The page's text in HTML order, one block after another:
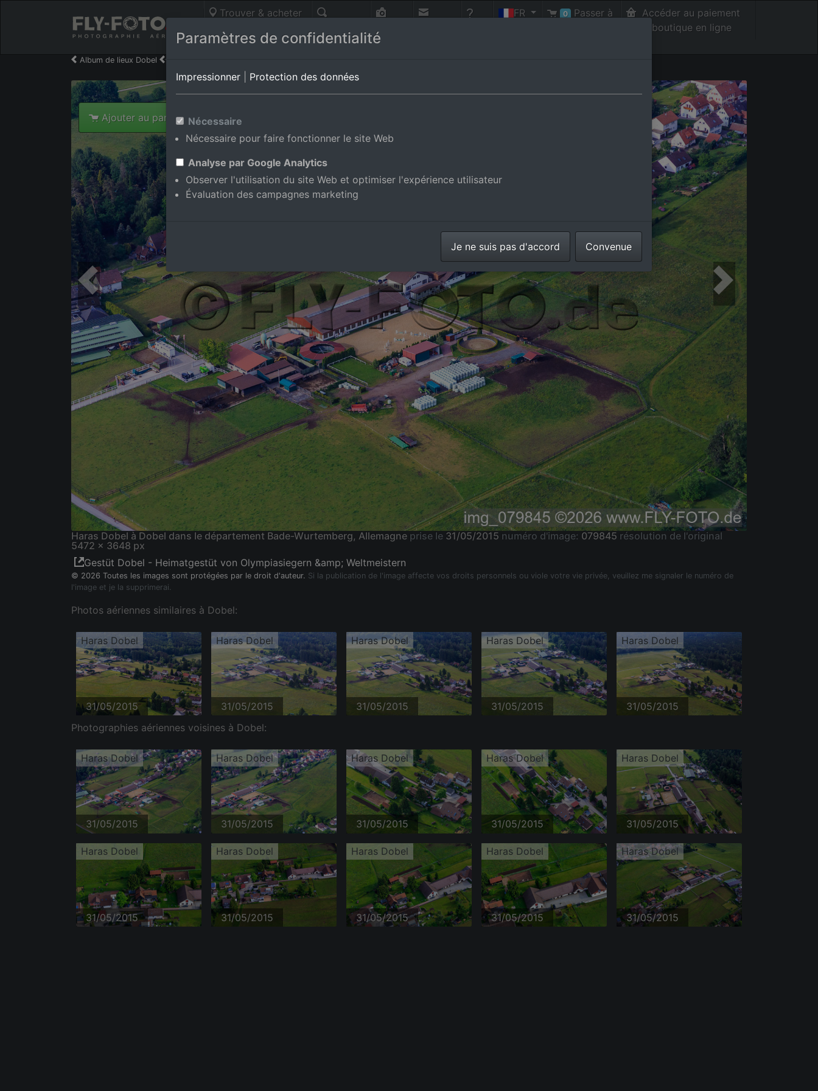
Trouver & acheter
vol
FR 0
Passer à
Accéder au paiement
de la boutique en ligne
Album de lieux Dobel
Ajouter au panier int.
Haras Dobel à Dobel dans le département Bade-Wurtemberg, Allemagne prise le 31/05/2015 numéro d'image: 079845 résolution de l'original
5472 x 3648 px
Gestüt Dobel - Heimatgestüt von Olympiasiegern &amp; Weltmeistern
© 2026 Toutes les images sont protégées par le droit d'auteur. Si la publication de l'image affecte vos droits personnels ou viole votre vie privée, veuillez me signaler le numéro de
l'image et je la supprimerai.
Photos aériennes similaires à Dobel:
Haras Dobel
31/05/2015
Haras Dobel
31/05/2015
Haras Dobel
31/05/2015
Haras Dobel
31/05/2015
Haras Dobel
31/05/2015
Photographies aériennes voisines à Dobel:
Haras Dobel
31/05/2015
Haras Dobel
31/05/2015
Haras Dobel
31/05/2015
Haras Dobel
31/05/2015
Haras Dobel
31/05/2015
Haras Dobel
31/05/2015
Haras Dobel
31/05/2015
Haras Dobel
31/05/2015
Haras Dobel
31/05/2015
Haras Dobel
31/05/2015
Paramètres de confidentialité
Impressionner Protection des données
Nécessaire
Nécessaire pour faire fonctionner le site Web
Analyse par Google Analytics
Observer l'utilisation du site Web et optimiser l'expérience utilisateur
Évaluation des campagnes marketing
Je ne suis pas d'accord Convenue